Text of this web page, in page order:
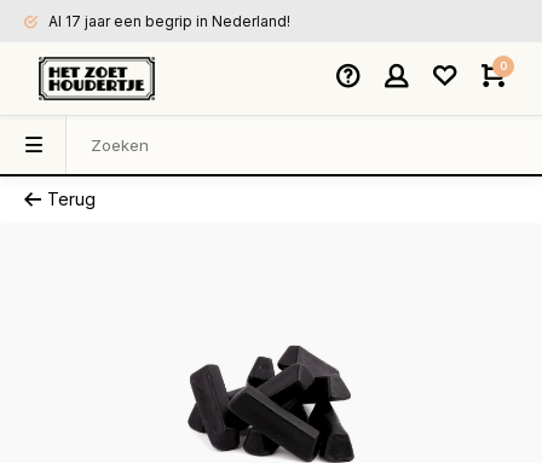
Al 17 jaar een begrip in Nederland!
0
Terug